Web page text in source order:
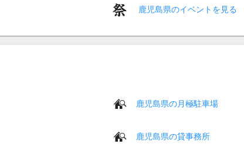
鹿児島県のイベントを見る
鹿児島県の月極駐車場
鹿児島県の貸事務所